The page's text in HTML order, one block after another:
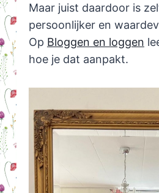
Maar juist daardoor is
persoonlijker en
Op Bloggen en loggen
hoe je dat aanpakt.